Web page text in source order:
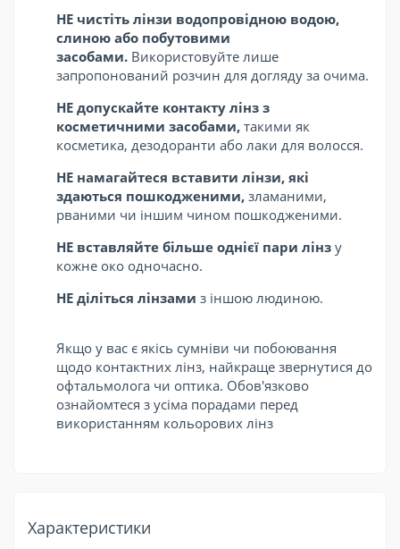
НЕ чистіть лінзи водопровідною водою,
слиною або побутовими
засобами. Використовуйте лише
запропонований розчин для догляду за очима.
НЕ допускайте контакту лінз з
косметичними засобами, такими як
косметика, дезодоранти або лаки для волосся.
НЕ намагайтеся вставити лінзи, які
здаються пошкодженими, зламаними,
рваними чи іншим чином пошкодженими.
НЕ вставляйте більше однієї пари лінз у
кожне око одночасно.
НЕ діліться лінзами з іншою людиною.
Якщо у вас є якісь сумніви чи побоювання
щодо контактних лінз, найкраще звернутися до
офтальмолога чи оптика. Обов'язково
ознайомтеся з усіма порадами перед
використанням кольорових лінз
Характеристики